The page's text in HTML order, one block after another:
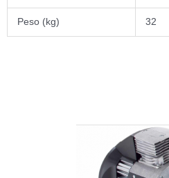
Peso (kg) 32